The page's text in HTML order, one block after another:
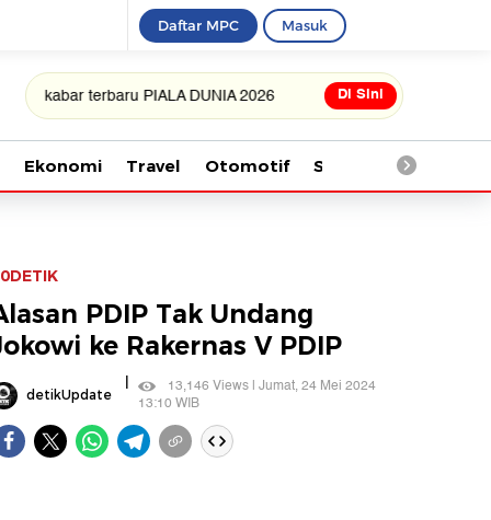
Daftar MPC Masuk
terbaru PIALA DUNIA 2026 Di Sini
Ekonomi Travel Otomotif Saintek
PDIP Tak Undang
ke Rakernas V PDIP
detikUpdate |
13,146 Views | Jumat, 24 Mei 2024
13:10 WIB